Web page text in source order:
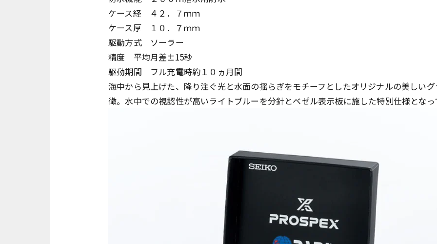
ケース経 ４２．７ｍｍ
ケース厚 １０．７ｍｍ
駆動方式 ソーラー
精度 平均月差±15秒
駆動期間 フル充電時約１０ヵ月間
海中から見上げた、降り注ぐ光と水面の揺らぎをモチーフとしたオリジナルの美しい
徴。水中での視認性が高いライトブルーを分針とベゼル表示板に施した特別仕様となっ